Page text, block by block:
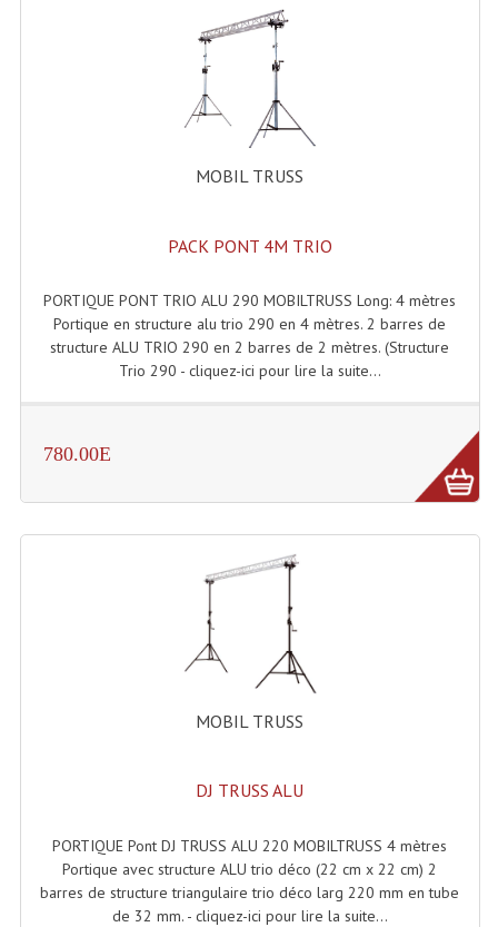
Angles Structure SC150
Angles Structure SD250
Angles Structure TRIO290
Cercle Monotube
Cercle Struct Carrée 290
Cercle Struct SCC Carre
Monotubes Et Angles 50mm
Pendrillon Et Ossature
Pieds De Levage
Structure Echelle 290 Asd
Structure Et Angles Quatro Deco
Structures
MOBIL TRUSS
PACK PONT 4M TRIO
PORTIQUE PONT TRIO ALU 290 MOBILTRUSS Long: 4 mètres
Portique en structure alu trio 290 en 4 mètres. 2 barres de
structure ALU TRIO 290 en 2 barres de 2 mètres. (Structure
Trio 290 - cliquez-ici pour lire la suite...
780.00E
MOBIL TRUSS
DJ TRUSS ALU
PORTIQUE Pont DJ TRUSS ALU 220 MOBILTRUSS 4 mètres
Portique avec structure ALU trio déco (22 cm x 22 cm) 2
barres de structure triangulaire trio déco larg 220 mm en tube
de 32 mm. - cliquez-ici pour lire la suite...